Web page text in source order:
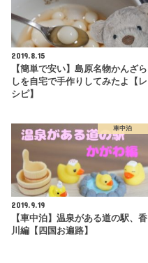
2019.8.15
【簡単で安い】島原名物かんざら
しを自宅で手作りしてみたよ【レ
シピ】
車中泊
2019.9.19
【車中泊】温泉がある道の駅、香
川編【四国お遍路】